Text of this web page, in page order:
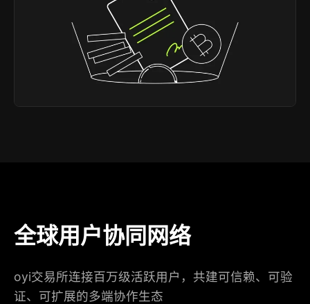
全球用户协同网络
oyi交易所连接百万级活跃用户，共建可信赖、可验
证、可扩展的多端协作生态